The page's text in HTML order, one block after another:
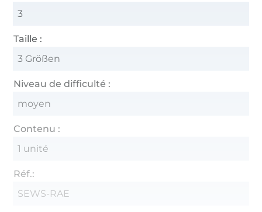
3
Taille :
3 Größen
Niveau de difficulté :
moyen
Contenu :
1 unité
Réf.:
SEWS-RAE